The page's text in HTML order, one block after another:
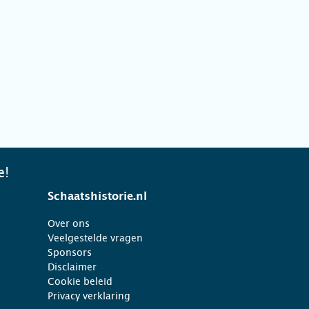
Schaatshistorie.nl
Over ons
Veelgestelde vragen
Sponsors
Disclaimer
Cookie beleid
Privacy verklaring